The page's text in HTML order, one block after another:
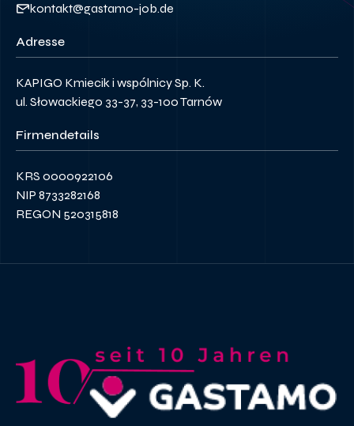
kontakt@gastamo-job.de
Adresse
KAPIGO Kmiecik i wspólnicy Sp. K.
ul. Słowackiego 33-37, 33-100 Tarnów
Firmendetails
KRS 0000922106
NIP 8733282168
REGON 520315818